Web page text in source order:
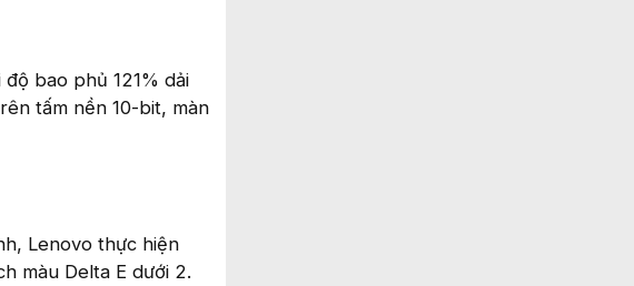
bao phủ 121% dải
tấm nền 10-bit, màn
Lenovo thực hiện
màu Delta E dưới 2.